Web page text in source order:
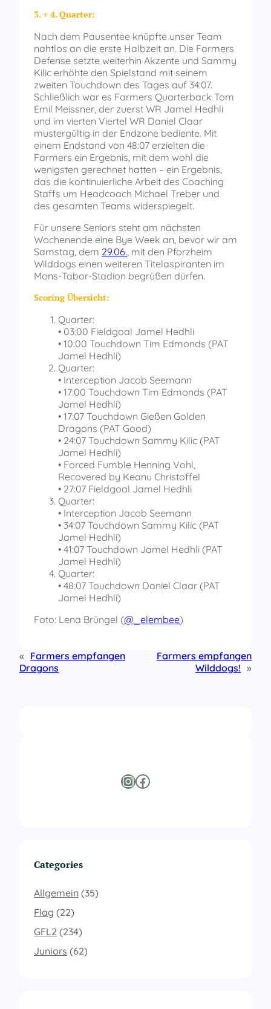
3. + 4. Quarter:
Nach dem Pausentee knüpfte unser Team
nahtlos an die erste Halbzeit an. Die Farmers
Defense setzte weiterhin Akzente und Sammy
Kilic erhöhte den Spielstand mit seinem
zweiten Touchdown des Tages auf 34:07.
Schließlich war es Farmers Quarterback Tom
Emil Meissner, der zuerst WR Jamel Hedhli
und im vierten Viertel WR Daniel Claar
mustergültig in der Endzone bediente. Mit
einem Endstand von 48:07 erzielten die
Farmers ein Ergebnis, mit dem wohl die
wenigsten gerechnet hatten – ein Ergebnis,
das die kontinuierliche Arbeit des Coaching
Staffs um Headcoach Michael Treber und
des gesamten Teams widerspiegelt.
Für unsere Seniors steht am nächsten
Wochenende eine Bye Week an, bevor wir am
Samstag, dem 29.06., mit den Pforzheim
Wilddogs einen weiteren Titelaspiranten im
Mons-Tabor-Stadion begrüßen dürfen.
Scoring Übersicht:
Quarter:
• 03:00 Fieldgoal Jamel Hedhli
• 10:00 Touchdown Tim Edmonds (PAT
Jamel Hedhli)
Quarter:
• Interception Jacob Seemann
• 17:00 Touchdown Tim Edmonds (PAT
Jamel Hedhli)
• 17:07 Touchdown Gießen Golden
Dragons (PAT Good)
• 24:07 Touchdown Sammy Kilic (PAT
Jamel Hedhli)
• Forced Fumble Henning Vohl,
Recovered by Keanu Christoffel
• 27:07 Fieldgoal Jamel Hedhli
Quarter:
• Interception Jacob Seemann
• 34:07 Touchdown Sammy Kilic (PAT
Jamel Hedhli)
• 41:07 Touchdown Jamel Hedhli (PAT
Jamel Hedhli)
Quarter:
• 48:07 Touchdown Daniel Claar (PAT
Jamel Hedhli)
Foto: Lena Brüngel (@_elembee)
« Farmers empfangen
Dragons
Farmers empfangen
Wilddogs! »
InstagramFacebook
Categories
Allgemein (35)
Flag (22)
GFL2 (234)
Juniors (62)